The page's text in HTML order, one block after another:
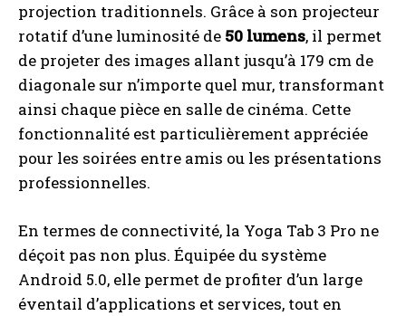
projection traditionnels. Grâce à son projecteur
rotatif d’une luminosité de 50 lumens, il permet
de projeter des images allant jusqu’à 179 cm de
diagonale sur n’importe quel mur, transformant
ainsi chaque pièce en salle de cinéma. Cette
fonctionnalité est particulièrement appréciée
pour les soirées entre amis ou les présentations
professionnelles.
En termes de connectivité, la Yoga Tab 3 Pro ne
déçoit pas non plus. Équipée du système
Android 5.0, elle permet de profiter d’un large
éventail d’applications et services, tout en